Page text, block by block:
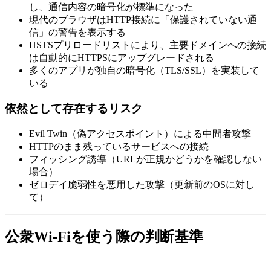
し、通信内容の暗号化が標準になった
現代のブラウザはHTTP接続に「保護されていない通
信」の警告を表示する
HSTSプリロードリストにより、主要ドメインへの接続
は自動的にHTTPSにアップグレードされる
多くのアプリが独自の暗号化（TLS/SSL）を実装して
いる
依然として存在するリスク
Evil Twin（偽アクセスポイント）による中間者攻撃
HTTPのまま残っているサービスへの接続
フィッシング誘導（URLが正規かどうかを確認しない
場合）
ゼロデイ脆弱性を悪用した攻撃（更新前のOSに対し
て）
公衆Wi-Fiを使う際の判断基準